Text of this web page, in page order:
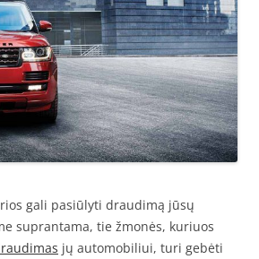
gali pasiūlyti draudimą jūsų
suprantama, tie žmonės, kuriuos
jų automobiliui, turi gebėti